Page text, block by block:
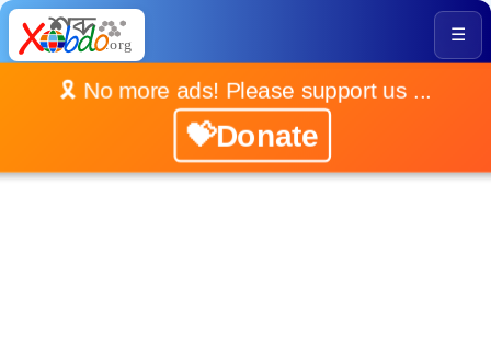
☰
🎗️ No more ads! Please support us ...
💝Donate